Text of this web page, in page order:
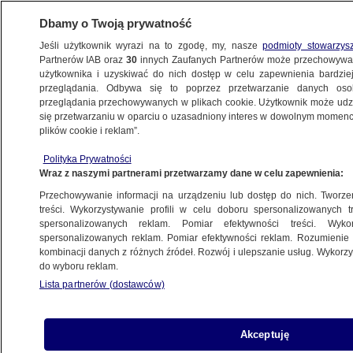
ŚWIAT
granic"
7.10.2022, 12:42
Udostępnij
Dbamy o Twoją prywatność
Jeśli użytkownik wyrazi na to zgodę, my, naszepodmioty
Partnerów IAB oraz30 innych Zaufanych Partnerów może
użytkownika i uzyskiwać do nich dostęp w celu zapewnienia
przeglądania. Odbywa się to poprzez przetwarzanie danych
przeglądania przechowywanych w plikach cookie. Użytkownik może
się przetwarzaniu w oparciu o uzasadniony interes w dowolnym
plików cookie i reklam”.
Polityka Prywatności
Wraz z naszymi partnerami przetwarzamy dane w celu zapewnienia:
Przechowywanie informacji na urządzeniu lub dostęp do nich.
treści. Wykorzystywanie profili w celu doboru spersonalizowanych
spersonalizowanych reklam. Pomiar efektywności treści.
spersonalizowanych reklam. Pomiar efektywności reklam.
kombinacji danych z różnych źródeł. Rozwój i ulepszanie usług.
do wyboru reklam.
Lista partnerów (dostawców)
Akceptuję